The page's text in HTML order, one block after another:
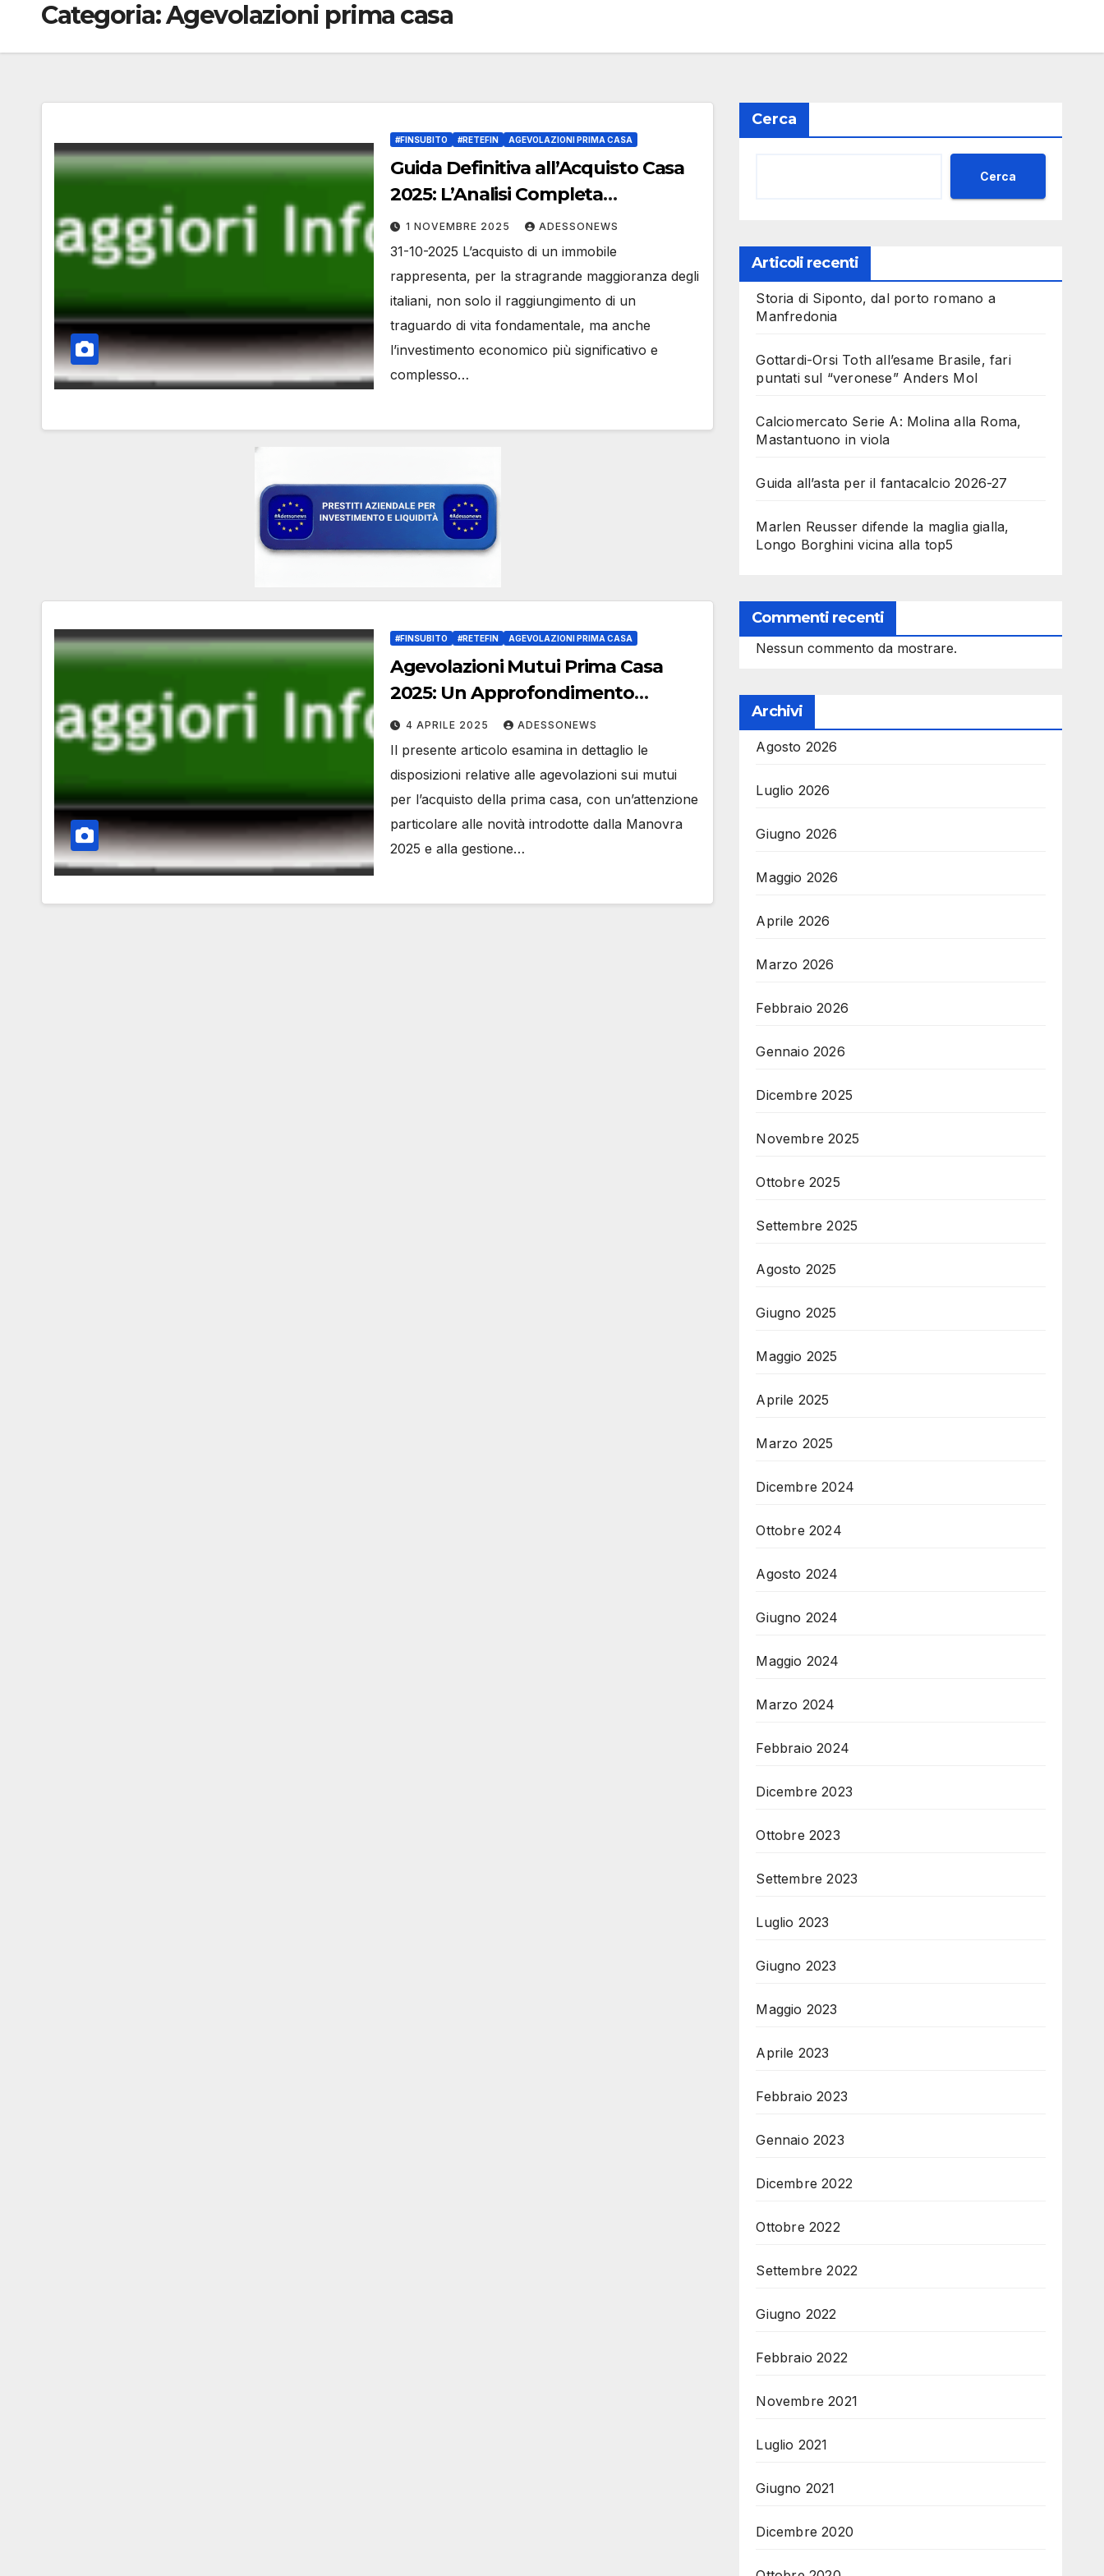
Categoria:Agevolazioni prima casa
#FINSUBITO #RETEFIN AGEVOLAZIONI PRIMA CASA
Guida Definitiva all’Acquisto Casa
2025: L’Analisi Completa
dell’Agenzia delle Entrate e le
Strategie Vincenti con Retefin.it –
#Retefin – Retefin – #Finsubito –
Finsubito – #Adessonews –
#Adessonews – #Finsubito –
Adessonews
1 NOVEMBRE 2025 ADESSONEWS
31-10-2025 L’acquisto di un immobile
rappresenta, per la stragrande maggioranza degli
italiani, non solo il raggiungimento di un
traguardo di vita fondamentale, ma anche
l’investimento economico più significativo e
complesso…
#FINSUBITO #RETEFIN AGEVOLAZIONI PRIMA CASA
Agevolazioni Mutui Prima Casa
2025: Un Approfondimento
Professionale – Retefin.it –
#Retefin – Retefin – #Finsubito –
Finsubito – #Adessonews –
#Adessonews – #Finsubito –
Adessonews
4 APRILE 2025 ADESSONEWS
Il presente articolo esamina in dettaglio le
disposizioni relative alle agevolazioni sui mutui
per l’acquisto della prima casa, con un’attenzione
particolare alle novità introdotte dalla Manovra
2025 e alla gestione…
Cerca
Cerca
Articoli recenti
Storia di Siponto, dal porto romano a
Manfredonia
Gottardi-Orsi Toth all’esame Brasile, fari
puntati sul “veronese” Anders Mol
Calciomercato Serie A: Molina alla Roma,
Mastantuono in viola
Guida all’asta per il fantacalcio 2026-27
Marlen Reusser difende la maglia gialla,
Longo Borghini vicina alla top5
Commenti recenti
Nessun commento da mostrare.
Archivi
Agosto 2026
Luglio 2026
Giugno 2026
Maggio 2026
Aprile 2026
Marzo 2026
Febbraio 2026
Gennaio 2026
Dicembre 2025
Novembre 2025
Ottobre 2025
Settembre 2025
Agosto 2025
Giugno 2025
Maggio 2025
Aprile 2025
Marzo 2025
Dicembre 2024
Ottobre 2024
Agosto 2024
Giugno 2024
Maggio 2024
Marzo 2024
Febbraio 2024
Dicembre 2023
Ottobre 2023
Settembre 2023
Luglio 2023
Giugno 2023
Maggio 2023
Aprile 2023
Febbraio 2023
Gennaio 2023
Dicembre 2022
Ottobre 2022
Settembre 2022
Giugno 2022
Febbraio 2022
Novembre 2021
Luglio 2021
Giugno 2021
Dicembre 2020